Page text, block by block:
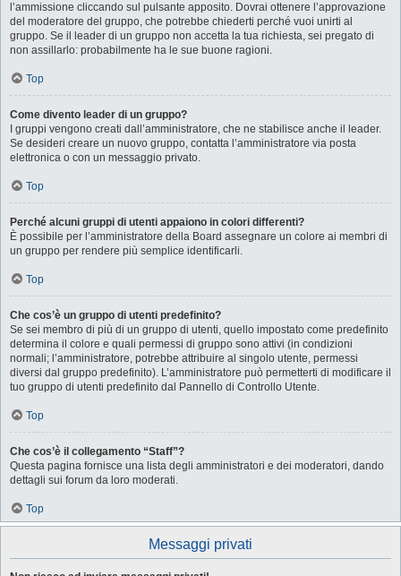
l’ammissione cliccando sul pulsante apposito. Dovrai ottenere l’approvazione
del moderatore del gruppo, che potrebbe chiederti perché vuoi unirti al
gruppo. Se il leader di un gruppo non accetta la tua richiesta, sei pregato di
non assillarlo: probabilmente ha le sue buone ragioni.
Top
Come divento leader di un gruppo?
I gruppi vengono creati dall’amministratore, che ne stabilisce anche il leader.
Se desideri creare un nuovo gruppo, contatta l’amministratore via posta
elettronica o con un messaggio privato.
Top
Perché alcuni gruppi di utenti appaiono in colori differenti?
È possibile per l’amministratore della Board assegnare un colore ai membri di
un gruppo per rendere più semplice identificarli.
Top
Che cos’è un gruppo di utenti predefinito?
Se sei membro di più di un gruppo di utenti, quello impostato come predefinito
determina il colore e quali permessi di gruppo sono attivi (in condizioni
normali; l’amministratore, potrebbe attribuire al singolo utente, permessi
diversi dal gruppo predefinito). L’amministratore può permetterti di modificare il
tuo gruppo di utenti predefinito dal Pannello di Controllo Utente.
Top
Che cos’è il collegamento “Staff”?
Questa pagina fornisce una lista degli amministratori e dei moderatori, dando
dettagli sui forum da loro moderati.
Top
Messaggi privati